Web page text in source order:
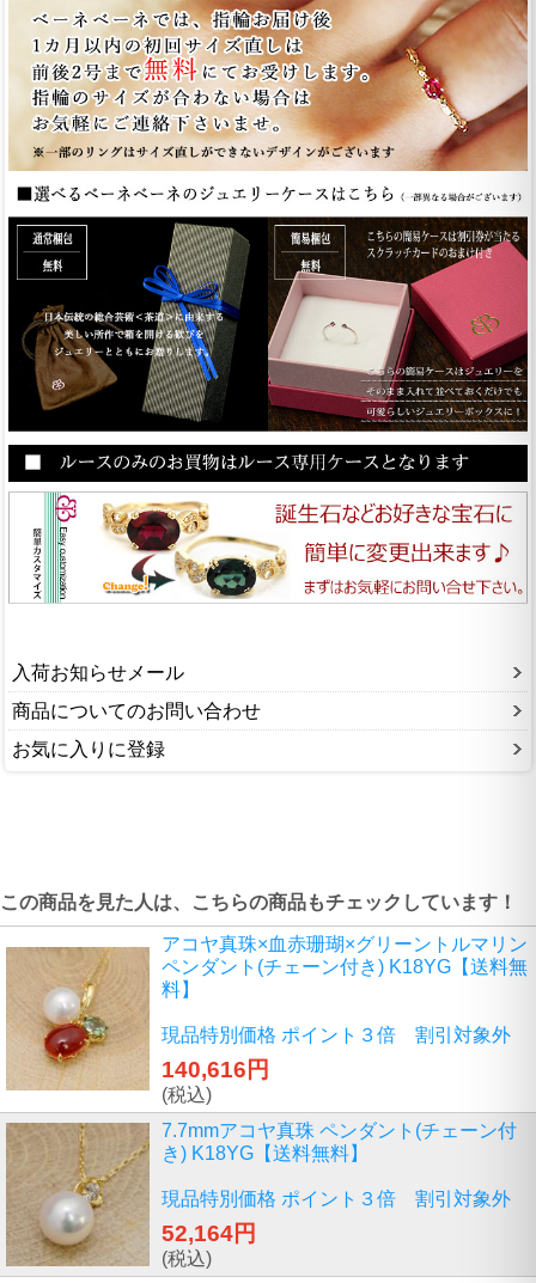
入荷お知らせメール
商品についてのお問い合わせ
お気に入りに登録
この商品を見た人は、こちらの商品もチェックしています！
アコヤ真珠×血赤珊瑚×グリーントルマリン
ペンダント(チェーン付き) K18YG【送料無
料】
現品特別価格 ポイント３倍 割引対象外
140,616円
(税込)
7.7mmアコヤ真珠 ペンダント(チェーン付
き) K18YG【送料無料】
現品特別価格 ポイント３倍 割引対象外
52,164円
(税込)